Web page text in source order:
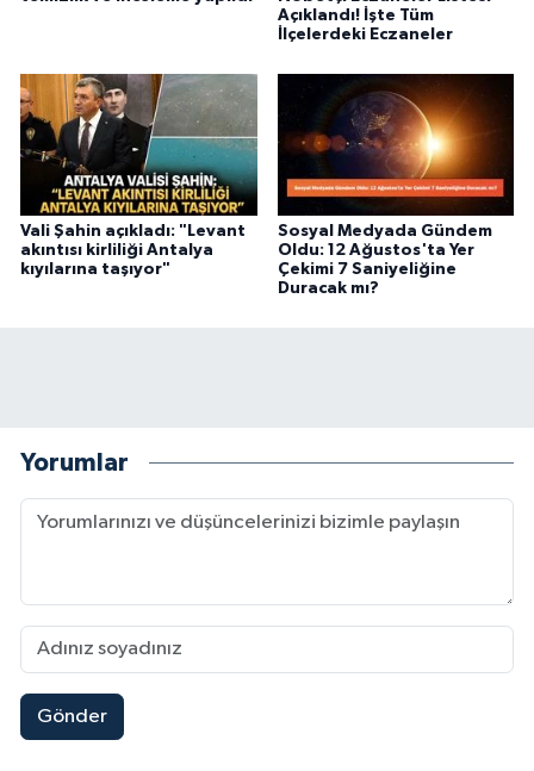
Açıklandı! İşte Tüm
İlçelerdeki Eczaneler
Vali Şahin açıkladı: "Levant
akıntısı kirliliği Antalya
kıyılarına taşıyor"
Sosyal Medyada Gündem
Oldu: 12 Ağustos'ta Yer
Çekimi 7 Saniyeliğine
Duracak mı?
Yorumlar
Gönder